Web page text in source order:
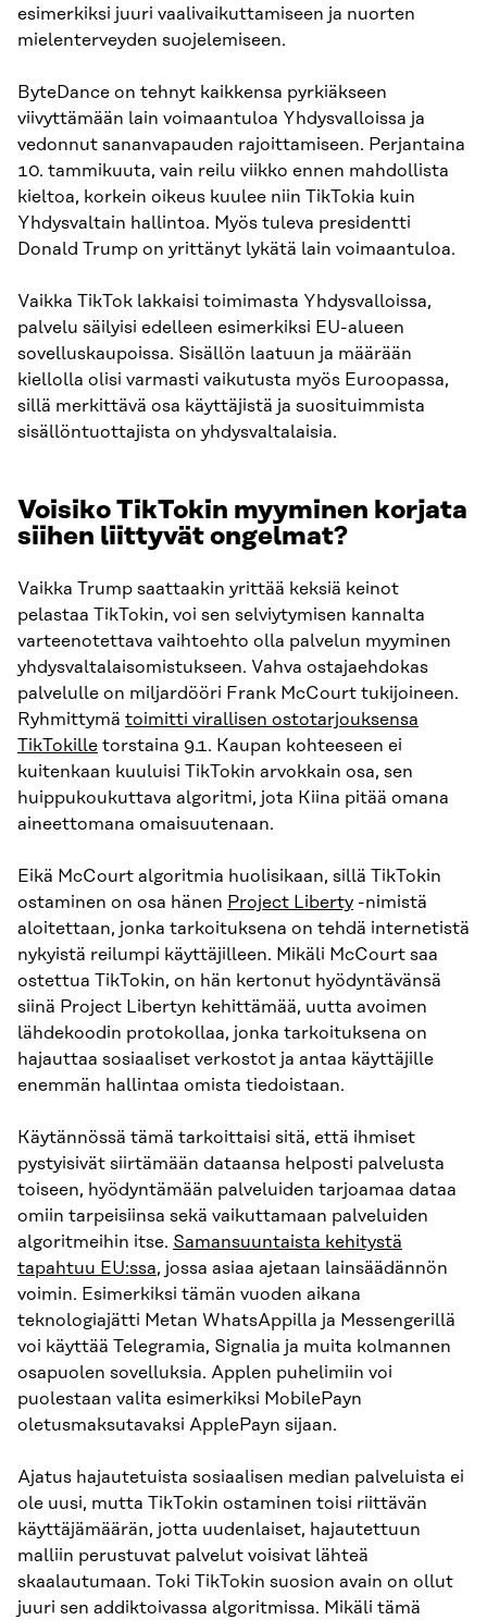
esimerkiksi juuri vaalivaikuttamiseen ja nuorten
mielenterveyden suojelemiseen.
ByteDance on tehnyt kaikkensa pyrkiäkseen
viivyttämään lain voimaantuloa Yhdysvalloissa ja
vedonnut sananvapauden rajoittamiseen. Perjantaina
10. tammikuuta, vain reilu viikko ennen mahdollista
kieltoa, korkein oikeus kuulee niin TikTokia kuin
Yhdysvaltain hallintoa. Myös tuleva presidentti
Donald Trump on yrittänyt lykätä lain voimaantuloa.
Vaikka TikTok lakkaisi toimimasta Yhdysvalloissa,
palvelu säilyisi edelleen esimerkiksi EU-alueen
sovelluskaupoissa. Sisällön laatuun ja määrään
kiellolla olisi varmasti vaikutusta myös Euroopassa,
sillä merkittävä osa käyttäjistä ja suosituimmista
sisällöntuottajista on yhdysvaltalaisia.
Voisiko TikTokin myyminen korjata
siihen liittyvät ongelmat?
Vaikka Trump saattaakin yrittää keksiä keinot
pelastaa TikTokin, voi sen selviytymisen kannalta
varteenotettava vaihtoehto olla palvelun myyminen
yhdysvaltalaisomistukseen. Vahva ostajaehdokas
palvelulle on miljardööri Frank McCourt tukijoineen.
Ryhmittymä toimitti virallisen ostotarjouksensa
TikTokille torstaina 9.1. Kaupan kohteeseen ei
kuitenkaan kuuluisi TikTokin arvokkain osa, sen
huippukoukuttava algoritmi, jota Kiina pitää omana
aineettomana omaisuutenaan.
Eikä McCourt algoritmia huolisikaan, sillä TikTokin
ostaminen on osa hänen Project Liberty -nimistä
aloitettaan, jonka tarkoituksena on tehdä internetistä
nykyistä reilumpi käyttäjilleen. Mikäli McCourt saa
ostettua TikTokin, on hän kertonut hyödyntävänsä
siinä Project Libertyn kehittämää, uutta avoimen
lähdekoodin protokollaa, jonka tarkoituksena on
hajauttaa sosiaaliset verkostot ja antaa käyttäjille
enemmän hallintaa omista tiedoistaan.
Käytännössä tämä tarkoittaisi sitä, että ihmiset
pystyisivät siirtämään dataansa helposti palvelusta
toiseen, hyödyntämään palveluiden tarjoamaa dataa
omiin tarpeisiinsa sekä vaikuttamaan palveluiden
algoritmeihin itse. Samansuuntaista kehitystä
tapahtuu EU:ssa, jossa asiaa ajetaan lainsäädännön
voimin. Esimerkiksi tämän vuoden aikana
teknologiajätti Metan WhatsAppilla ja Messengerillä
voi käyttää Telegramia, Signalia ja muita kolmannen
osapuolen sovelluksia. Applen puhelimiin voi
puolestaan valita esimerkiksi MobilePayn
oletusmaksutavaksi ApplePayn sijaan.
Ajatus hajautetuista sosiaalisen median palveluista ei
ole uusi, mutta TikTokin ostaminen toisi riittävän
käyttäjämäärän, jotta uudenlaiset, hajautettuun
malliin perustuvat palvelut voisivat lähteä
skaalautumaan. Toki TikTokin suosion avain on ollut
juuri sen addiktoivassa algoritmissa. Mikäli tämä